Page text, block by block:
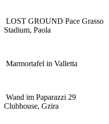
LOST GROUND Pace Grasso
Stadium, Paola
Marmortafel in Valletta
Wand im Paparazzi 29
Clubhouse, Gzira